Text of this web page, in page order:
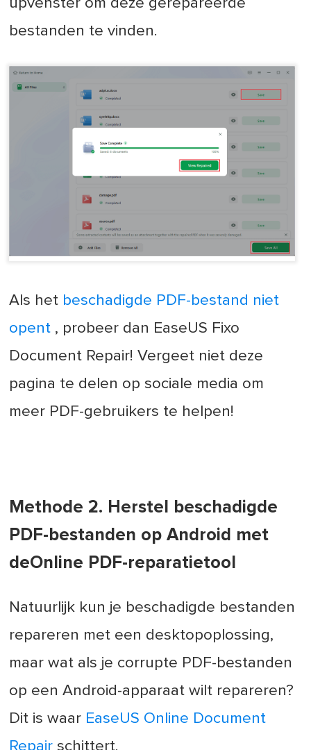
bestanden te vinden.
Als het beschadigde PDF-bestand niet
opent , probeer dan EaseUS Fixo
Document Repair! Vergeet niet deze
pagina te delen op sociale media om
meer PDF-gebruikers te helpen!
Methode 2. Herstel beschadigde
PDF-bestanden op Android met
deOnline PDF-reparatietool
Natuurlijk kun je beschadigde bestanden
repareren met een desktopoplossing,
maar wat als je corrupte PDF-bestanden
op een Android-apparaat wilt repareren?
Dit is waar EaseUS Online Document
Repair schittert.